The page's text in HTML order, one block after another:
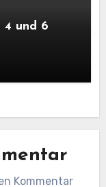
4 und 6
Kommentar